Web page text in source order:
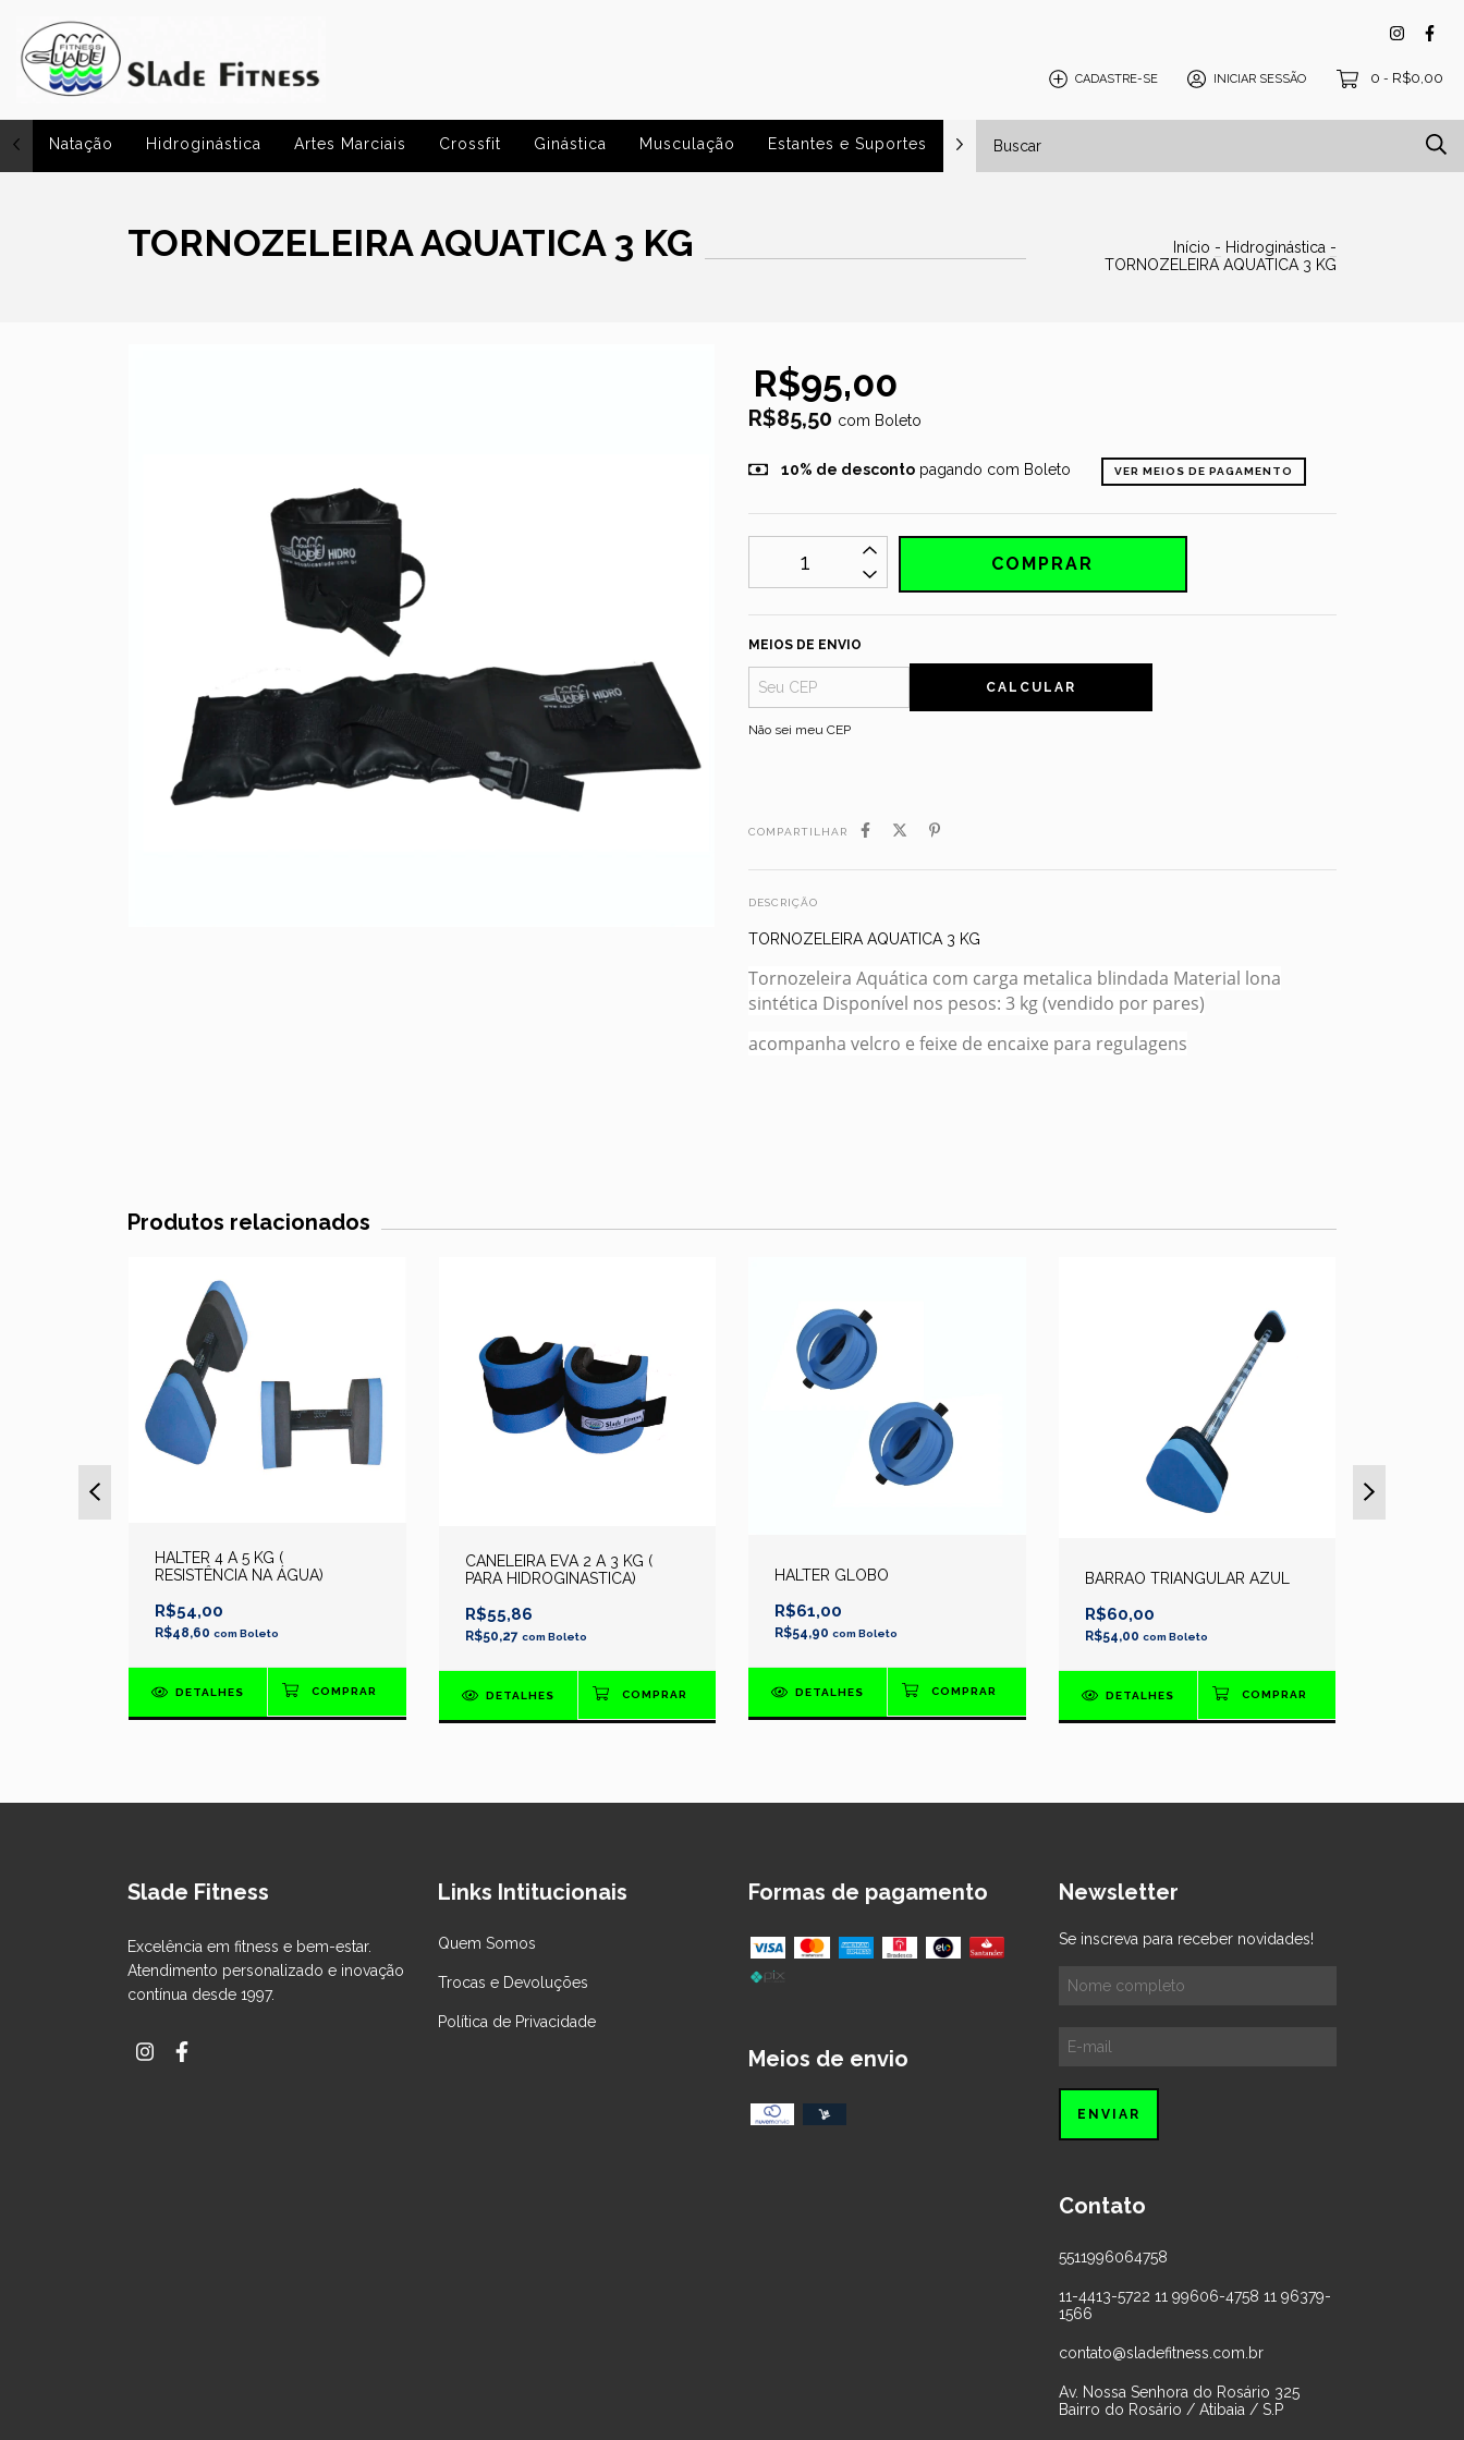
CADASTRE-SE INICIAR SESSÃO 0 - R$0,00
Natação Hidroginástica Artes Marciais Crossfit Ginástica Musculação Estantes e Suportes Pisos e Tatames
TORNOZELEIRA AQUATICA 3 KG Início - Hidroginástica -
TORNOZELEIRA AQUATICA 3 KG
R$95,00
R$85,50 com Boleto
10% de descontopagando com Boleto VER MEIOS DE PAGAMENTO
MEIOS DE ENVIO
CALCULAR
Não sei meu CEP
COMPARTILHAR
DESCRIÇÃO
TORNOZELEIRA AQUATICA 3 KG
Tornozeleira Aquática com carga metalica blindada Material lona
sintética Disponível nos pesos: 3 kg (vendido por pares)
acompanha velcro e feixe de encaixe para regulagens
Produtos relacionados
HALTER 4 A 5 KG (
RESISTÊNCIA NA ÁGUA)
R$54,00
R$48,60 comBoleto
DETALHES
CANELEIRA EVA 2 A 3 KG (
PARA HIDROGINASTICA)
R$55,86
R$50,27 com Boleto
DETALHES
HALTER GLOBO
R$61,00
R$54,90 comBoleto
DETALHES
BARRAO TRIANGULAR AZUL
R$60,00
R$54,00 com Boleto
DETALHES
Slade Fitness
Excelência em fitness e bem-estar.
Atendimento personalizado e inovação
contínua desde 1997.
Links Intitucionais
Quem Somos
Trocas e Devoluções
Política de Privacidade
Formas de pagamento
Meios de envio
Newsletter
Se inscreva para receber novidades!
Contato
5511996064758
11-4413-5722 11 99606-4758 11 96379-
1566
contato@sladefitness.com.br
Av. Nossa Senhora do Rosário 325
Bairro do Rosário / Atibaia / S.P